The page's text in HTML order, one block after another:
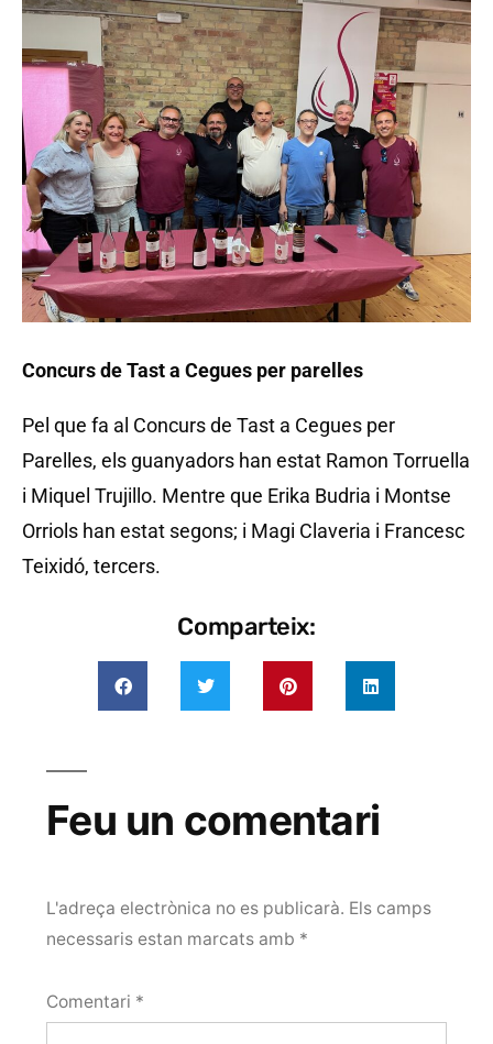
Concurs de Tast a Cegues per parelles
Pel que fa al Concurs de Tast a Cegues per
Parelles, els guanyadors han estat Ramon Torruella
i Miquel Trujillo. Mentre que Erika Budria i Montse
Orriols han estat segons; i Magi Claveria i Francesc
Teixidó, tercers.
Comparteix:
Feu un comentari
L'adreça electrònica no es publicarà. Els camps
necessaris estan marcats amb *
Comentari *